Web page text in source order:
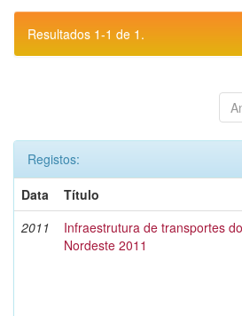
Resultados 1-1 de 1.
Registos:
Data
Título
2011
Infraestrutura de transportes do
Nordeste 2011